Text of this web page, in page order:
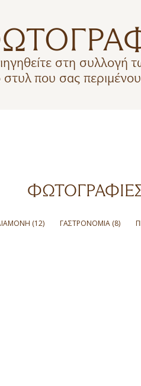
στη
στυλ που σας
(12) ΓΑΣΤΡΟΝΟΜΊΑ (8)